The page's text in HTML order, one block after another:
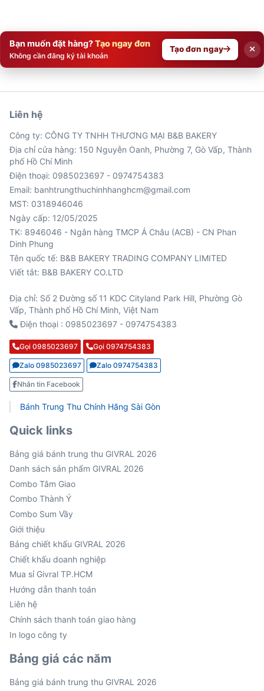
Bạn muốn đặt hàng?Tạo ngay đơn
Không cần đăng ký tài khoản
Tạo đơn ngay
Liên hệ
Công ty: CÔNG TY TNHH THƯƠNG MẠI B&B BAKERY
Địa chỉ cửa hàng: 150 Nguyễn Oanh, Phường 7, Gò Vấp, Thành
phố Hồ Chí Minh
Điện thoại: 0985023697 - 0974754383
Email: banhtrungthuchinhhanghcm@gmail.com
MST: 0318946046
Ngày cấp: 12/05/2025
TK: 8946046 - Ngân hàng TMCP Á Châu (ACB) - CN Phan
Viết tắt: B&B BAKERY CO.LTD
Địa chỉ: Số 2 Đường số 11 KDC Cityland Park Hill, Phường Gò
Vấp, Thành phố Hồ Chí Minh, Việt Nam
Điện thoại : 0985023697 - 0974754383
Gọi 0985023697 Gọi 0974754383
Zalo 0985023697 Zalo 0974754383
Nhắn tin Facebook
Bánh Trung Thu Chính Hãng Sài Gòn
Quick links
Bảng giá bánh trung thu GIVRAL 2026
Danh sách sản phẩm GIVRAL 2026
Combo Tâm Giao
Combo Thành Ý
Combo Sum Vầy
Giới thiệu
Bảng chiết khấu GIVRAL 2026
Chiết khấu doanh nghiệp
Mua sỉ Givral TP.HCM
Hướng dẫn thanh toán
Liên hệ
Chính sách thanh toán giao hàng
In logo công ty
Bảng giá các năm
Bảng giá bánh trung thu GIVRAL 2026